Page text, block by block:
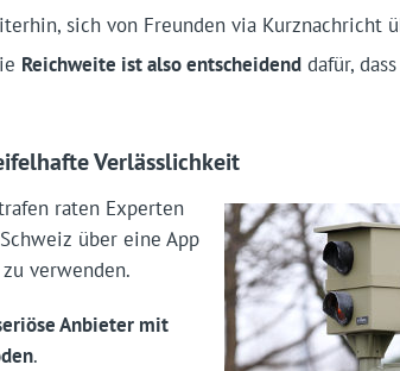
sich von Freunden via Kurznachricht
Reichweite ist also entscheidenddafür, dass
Verlässlichkeit
raten Experten
über eine App
verwenden.
Anbieter mit
.